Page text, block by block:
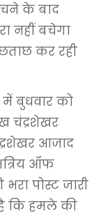
के बाद
नहीं बचेगा
कर रही
बुधवार को
चंद्रशेखर
आजाद
ऑफ
पोस्ट जारी
है कि हमले की